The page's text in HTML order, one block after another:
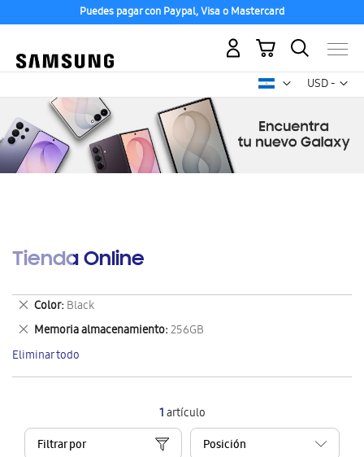
Puedes pagar con Paypal, Visa o Mastercard
USD -
dólar
Mi carrito
Tienda Online
1artículo
Filtrar por
Color Black
Eliminar
este
artículo
Memoria almacenamiento 256GB
Eliminar
este
artículo
Eliminar todo